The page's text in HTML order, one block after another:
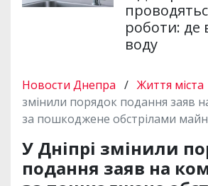
роботи: де
воду
Новости Днепра / Життя міста
змінили порядок подання заяв
за пошкоджене обстрілами
У Дніпрі змінили
подання заяв на